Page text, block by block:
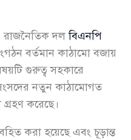
রাজনৈতিক দলবিএনপি
বর্তমান কাঠামো বজায়
গুরুত্ব সহকারে
নতুন কাঠামোগত
করেছে।
করা হয়েছে এবং চূড়ান্ত